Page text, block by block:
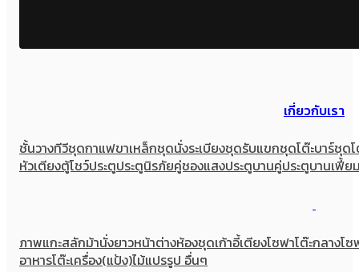
เกี่ยวกับเรา
ชั้นวางทีวีชุดกาแฟขาเหล็กชุดนั่งระเบียงชุดรับแขกชุดโต๊ะบาร์ชุดโ
หัวเตียงตู้โชว์ประตูประตูนิรภัยคู่ชองแสงประตูบานคู่ประตูบานเฟี้ย
ภาพแกะสลักม้านั่งยาวหน้าต่างห้องชุดเก้าอี้เตียงโซฟาโต๊ะกลางโซ
อาหารโต๊ะเครื่อง(แป้ง)ไม้แปรรูป อื่นๆ